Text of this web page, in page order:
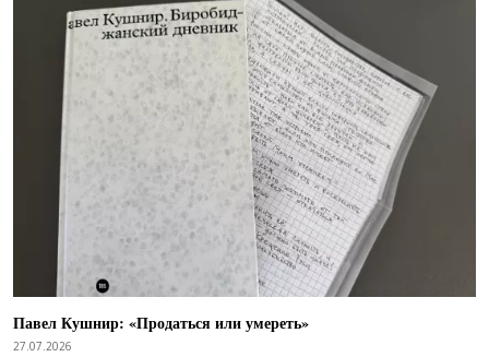
Павел Кушнир: «Продаться или умереть»
27.07.2026